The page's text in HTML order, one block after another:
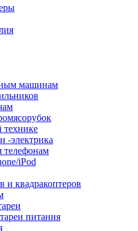
машинам
технике
-электрика
телефонам
iPod
и квадракоптеров
питания